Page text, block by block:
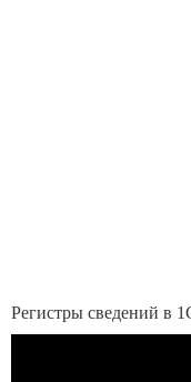
Регистры сведений в